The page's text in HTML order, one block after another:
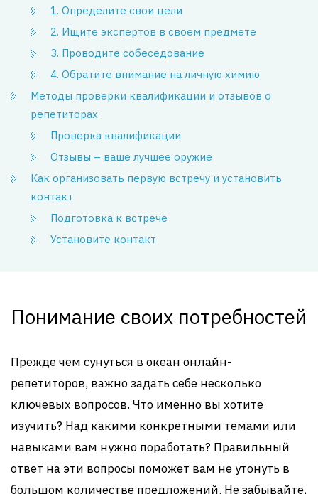
1. Определите свои цели
2. Ищите экспертов в своем предмете
3. Проводите собеседование
4. Обратите внимание на личную химию
Методы проверки квалификации и отзывов о
репетиторах
Проверка квалификации
Отзывы – ваше лучшее оружие
Как организовать первую встречу и установить
контакт
Подготовка к встрече
Установите контакт
Понимание своих потребностей
Прежде чем сунуться в океан онлайн-
репетиторов, важно задать себе несколько
ключевых вопросов. Что именно вы хотите
изучить? Над какими конкретными темами или
навыками вам нужно поработать? Правильный
ответ на эти вопросы поможет вам не утонуть в
большом количестве предложений. Не забывайте,